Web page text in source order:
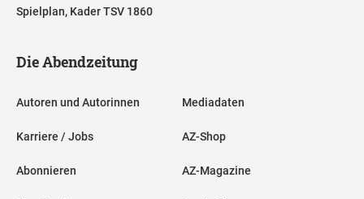
Spielplan, Kader TSV 1860
Die Abendzeitung
Autoren und Autorinnen
Karriere / Jobs
Abonnieren
Mediadaten
AZ-Shop
AZ-Magazine